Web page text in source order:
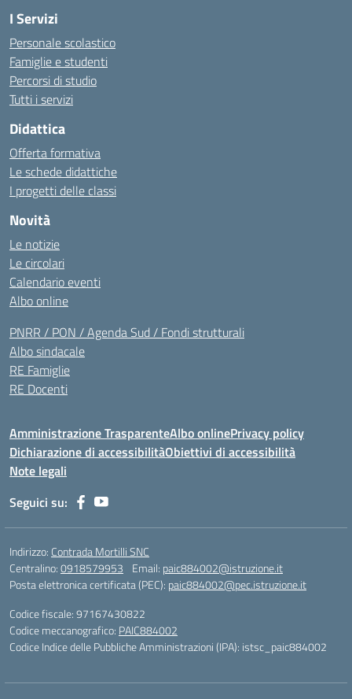
I Servizi
Personale scolastico
Famiglie e studenti
Percorsi di studio
Tutti i servizi
Didattica
Offerta formativa
Le schede didattiche
I progetti delle classi
Novità
Le notizie
Le circolari
Calendario eventi
Albo online
PNRR / PON / Agenda Sud / Fondi strutturali
Albo sindacale
RE Famiglie
RE Docenti
Amministrazione TrasparenteAlbo onlinePrivacy policy
Dichiarazione di accessibilitàObiettivi di accessibilità
Note legali
Seguici su:
Indirizzo: Contrada Mortilli SNC
Centralino:0918579953 Email: paic884002@istruzione.it
Posta elettronica certificata (PEC): paic884002@pec.istruzione.it
Codice fiscale: 97167430822
Codice meccanografico: PAIC884002
Codice Indice delle Pubbliche Amministrazioni (IPA): istsc_paic884002